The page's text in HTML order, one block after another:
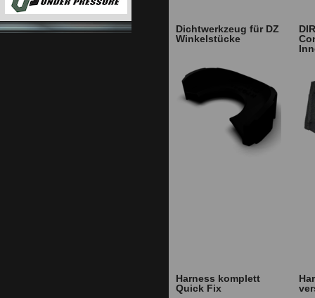
Dichtwerkzeug für DZ
Winkelstücke
Harness komplett
Quick Fix